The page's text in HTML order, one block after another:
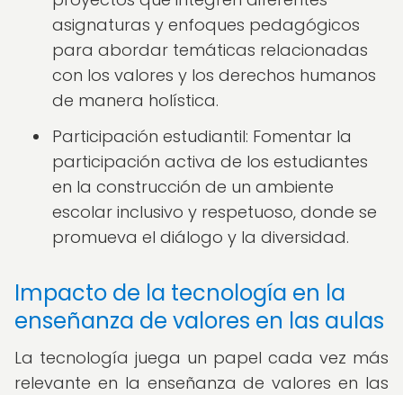
asignaturas y enfoques pedagógicos
para abordar temáticas relacionadas
con los valores y los derechos humanos
de manera holística.
Participación estudiantil: Fomentar la
participación activa de los estudiantes
en la construcción de un ambiente
escolar inclusivo y respetuoso, donde se
promueva el diálogo y la diversidad.
Impacto de la tecnología en la
enseñanza de valores en las aulas
La tecnología juega un papel cada vez más
relevante en la enseñanza de valores en las